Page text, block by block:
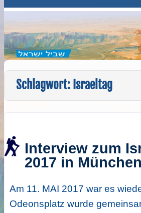
Schlagwort: Israeltag
Interview zum
2017 in München
Am 11. MAI 2017 war es
Odeonsplatz wurde